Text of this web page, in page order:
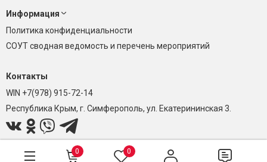
Информация
Политика конфиденциальности
СОУТ сводная ведомость и перечень мероприятий
Контакты
WIN +7(978) 915-72-14
Республика Крым, г. Симферополь, ул. Екатерининская 3.
0 0